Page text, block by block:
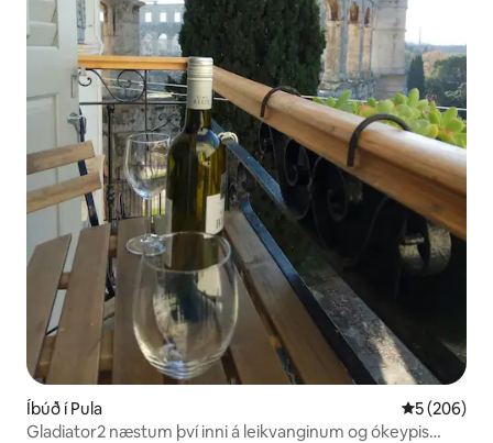
Íbúð í Pula 5 af 5 í
5 (206)
Gladiator2 næstum því inni á leikvanginum og ókeypis